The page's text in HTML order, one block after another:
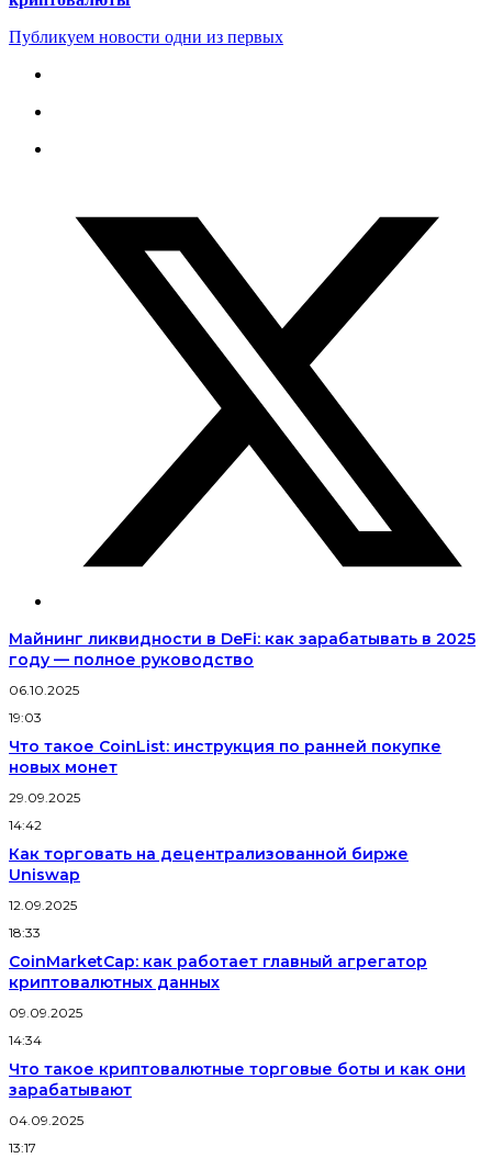
Публикуем новости одни из первых
Майнинг ликвидности в DeFi: как зарабатывать в 2025
году — полное руководство
06.10.2025
19:03
Что такое CoinList: инструкция по ранней покупке
новых монет
29.09.2025
14:42
Как торговать на децентрализованной бирже
Uniswap
12.09.2025
18:33
CoinMarketCap: как работает главный агрегатор
криптовалютных данных
09.09.2025
14:34
Что такое криптовалютные торговые боты и как они
зарабатывают
04.09.2025
13:17